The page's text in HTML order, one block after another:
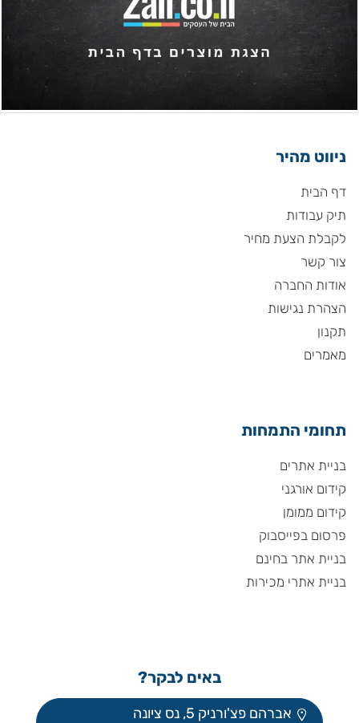
ניווט מהיר
דף הבית
תיק עבודות
לקבלת הצעת מחיר
צור קשר
אודות החברה
הצהרת נגישות
תקנון
מאמרים
תחומי התמחות
בניית אתרים
קידום אורגני
קידום ממומן
פרסום בפייסבוק
בניית אתר בחינם
בניית אתרי מכירות
באים לבקר?
אברהם פצ'ורניק 5, נס ציונה